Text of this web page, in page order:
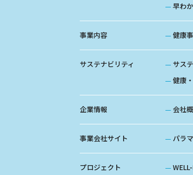
早わ
事業内容 健康
サステナビリティ サス
健康
企業情報 会社
事業会社サイト パラ
プロジェクト